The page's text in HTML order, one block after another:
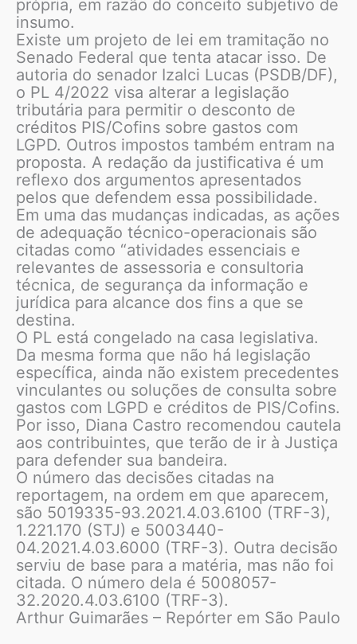
própria, em razão do conceito subjetivo de
insumo.
Existe um projeto de lei em tramitação no
Senado Federal que tenta atacar isso. De
autoria do senador Izalci Lucas (PSDB/DF),
o PL 4/2022 visa alterar a legislação
tributária para permitir o desconto de
créditos PIS/Cofins sobre gastos com
LGPD. Outros impostos também entram na
proposta. A redação da justificativa é um
reflexo dos argumentos apresentados
pelos que defendem essa possibilidade.
Em uma das mudanças indicadas, as ações
de adequação técnico-operacionais são
citadas como “atividades essenciais e
relevantes de assessoria e consultoria
técnica, de segurança da informação e
jurídica para alcance dos fins a que se
destina.
O PL está congelado na casa legislativa.
Da mesma forma que não há legislação
específica, ainda não existem precedentes
vinculantes ou soluções de consulta sobre
gastos com LGPD e créditos de PIS/Cofins.
Por isso, Diana Castro recomendou cautela
aos contribuintes, que terão de ir à Justiça
para defender sua bandeira.
O número das decisões citadas na
reportagem, na ordem em que aparecem,
são 5019335-93.2021.4.03.6100 (TRF-3),
1.221.170 (STJ) e 5003440-
04.2021.4.03.6000 (TRF-3). Outra decisão
serviu de base para a matéria, mas não foi
citada. O número dela é 5008057-
32.2020.4.03.6100 (TRF-3).
Arthur Guimarães – Repórter em São Paulo